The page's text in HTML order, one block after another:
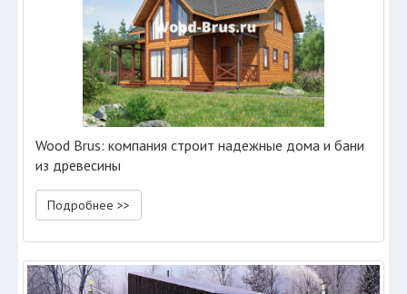
Wood Brus: компания строит надежные дома и бани
из древесины
Подробнее >>